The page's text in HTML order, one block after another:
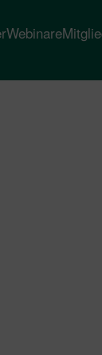
Webinare